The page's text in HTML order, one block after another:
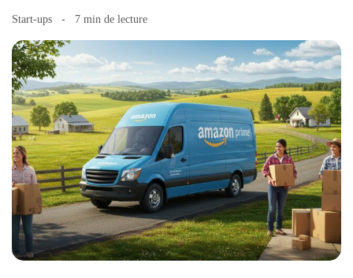
Start-ups 7 min de lecture